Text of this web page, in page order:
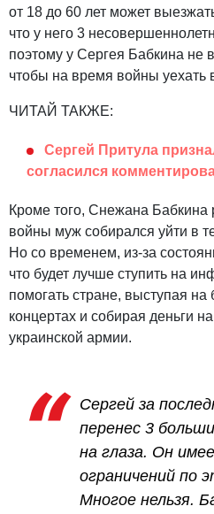
от 18 до 60 лет может
что у него 3
поэтому у Сергея Бабкина не
чтобы на время войны уехать
ЧИТАЙ ТАКЖЕ:
Сергей Притула
согласился
Кроме того, Снежана Бабкина
войны муж собирался уйти в
Но со временем, из-за
что будет лучше ступить на
помогать стране, выступая на
концертах и ​​собирая деньги
украинской армии.
Сергей за
перенес 3
на глаза. Он
ограничений по
Многое нельзя.